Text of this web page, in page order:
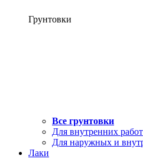
Грунтовки
Все грунтовки
Для внутренних работ
Для наружных и
Лаки